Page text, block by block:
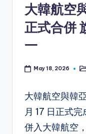
大韓航空
正式合併
一
May 18, 2026
大韓航空與韓
月 17 日正式
併入大韓航空